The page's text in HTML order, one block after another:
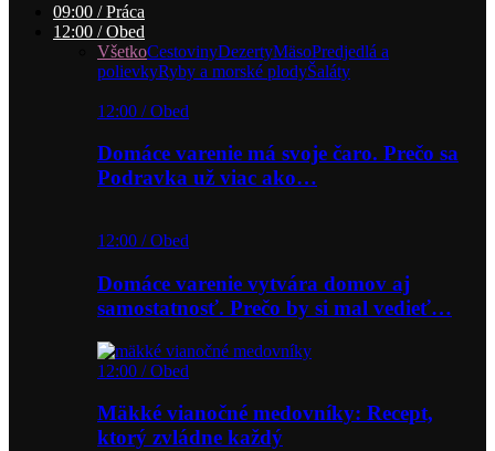
09:00 / Práca
12:00 / Obed
VšetkoCestovinyDezertyMäsoPredjedlá a
polievkyRyby a morské plodyŠaláty
12:00 / Obed
Domáce varenie má svoje čaro. Prečo sa
Podravka už viac ako…
12:00 / Obed
Domáce varenie vytvára domov aj
samostatnosť. Prečo by si mal vedieť…
12:00 / Obed
Mäkké vianočné medovníky: Recept,
ktorý zvládne každý